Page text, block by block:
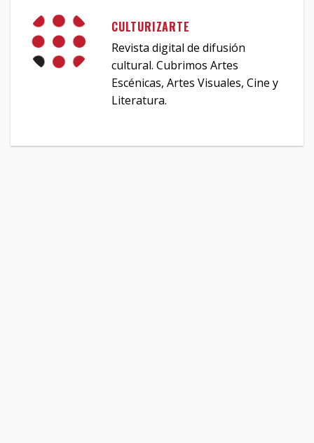
CULTURIZARTE
Revista digital de difusión
cultural. Cubrimos Artes
Escénicas, Artes Visuales, Cine y
Literatura.